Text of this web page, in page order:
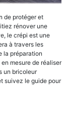
de protéger et
rénover une
le crépi est une
à travers les
la préparation
mesure de réaliser
un bricoleur
suivez le guide pour